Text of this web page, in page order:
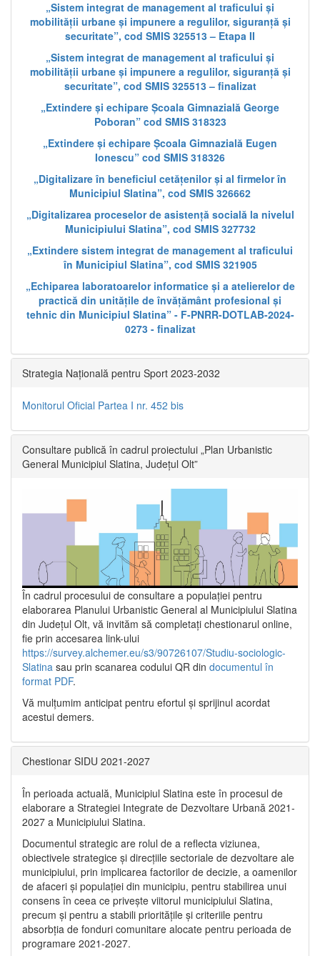
„Sistem integrat de management al traficului și
mobilității urbane și impunere a regulilor, siguranță și
securitate”, cod SMIS 325513 – Etapa II
„Sistem integrat de management al traficului și
mobilității urbane și impunere a regulilor, siguranță și
securitate”, cod SMIS 325513 – finalizat
„Extindere și echipare Școala Gimnazială George
Poboran” cod SMIS 318323
„Extindere și echipare Școala Gimnazială Eugen
Ionescu” cod SMIS 318326
„Digitalizare în beneficiul cetățenilor și al firmelor în
Municipiul Slatina”, cod SMIS 326662
„Digitalizarea proceselor de asistență socială la nivelul
Municipiului Slatina”, cod SMIS 327732
„Extindere sistem integrat de management al traficului
în Municipiul Slatina”, cod SMIS 321905
„Echiparea laboratoarelor informatice și a atelierelor de
practică din unitățile de învățământ profesional și
tehnic din Municipiul Slatina” - F-PNRR-DOTLAB-2024-
0273 - finalizat
Strategia Națională pentru Sport 2023-2032
Monitorul Oficial Partea I nr. 452 bis
Consultare publică în cadrul proiectului „Plan Urbanistic
General Municipiul Slatina, Județul Olt”
În cadrul procesului de consultare a populaţiei pentru
elaborarea Planului Urbanistic General al Municipiului Slatina
din Județul Olt, vă invităm să completați chestionarul online,
fie prin accesarea link-ului
https://survey.alchemer.eu/s3/90726107/Studiu-sociologic-
Slatina sau prin scanarea codului QR din documentul în
format PDF.
Vă mulţumim anticipat pentru efortul şi sprijinul acordat
acestui demers.
Chestionar SIDU 2021-2027
În perioada actuală, Municipiul Slatina este în procesul de
elaborare a Strategiei Integrate de Dezvoltare Urbană 2021‐
2027 a Municipiului Slatina.
Documentul strategic are rolul de a reflecta viziunea,
obiectivele strategice și direcțiile sectoriale de dezvoltare ale
municipiului, prin implicarea factorilor de decizie, a oamenilor
de afaceri și populației din municipiu, pentru stabilirea unui
consens în ceea ce privește viitorul municipiului Slatina,
precum și pentru a stabili prioritățile și criteriile pentru
absorbția de fonduri comunitare alocate pentru perioada de
programare 2021-2027.